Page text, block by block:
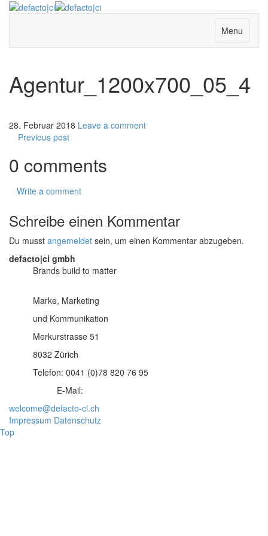
Menu
Agentur_1200x700_05_4
28. Februar 2018 Leave a comment
Previous post
0 comments
Write a comment
Schreibe einen Kommentar
Du musst angemeldet sein, um einen Kommentar abzugeben.
defacto|ci gmbh
Brands build to matter
Marke, Marketing
und Kommunikation
Merkurstrasse 51
8032 Zürich
Telefon: 0041 (0)78 820 76 95
E-Mail:
welcome@defacto-ci.ch
Impressum Datenschutz
Top